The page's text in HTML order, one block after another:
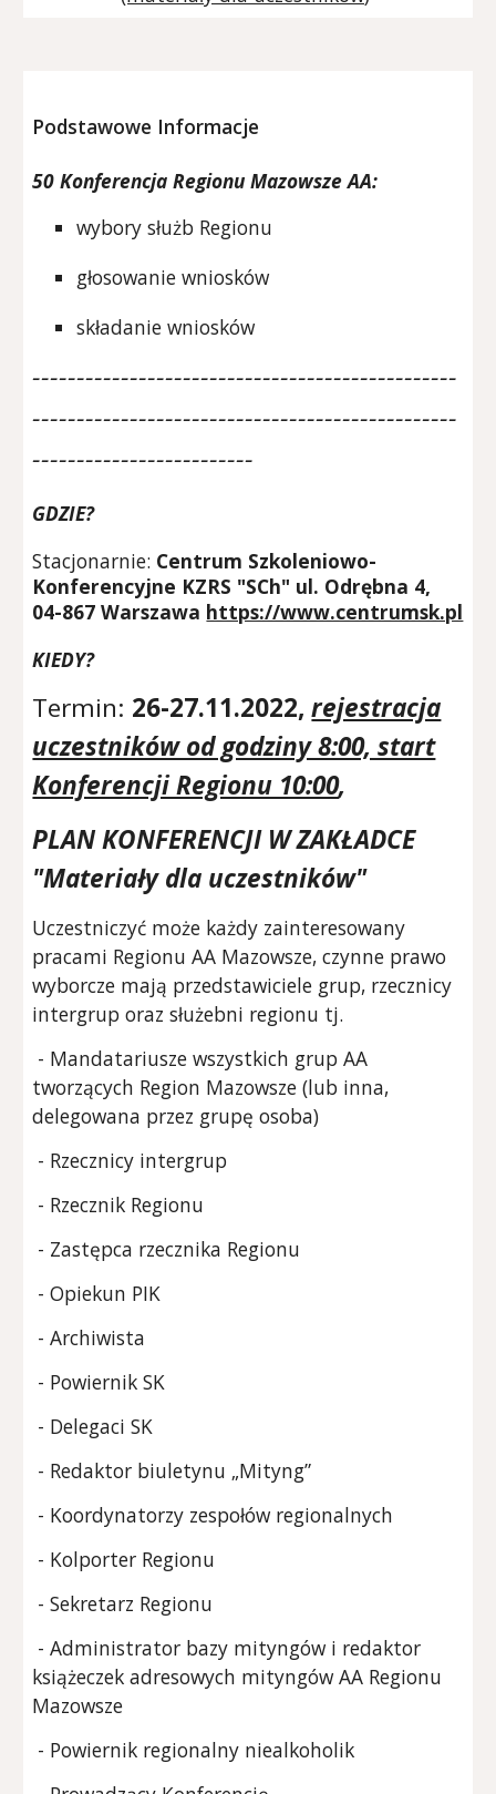
Podstawowe Informacje
50 Konferencja Regionu Mazowsze AA:
wybory służb Regionu
głosowanie wniosków
składanie wniosków
------------------------------------------------
------------------------------------------------
-------------------------
GDZIE?
Stacjonarnie: Centrum Szkoleniowo-
Konferencyjne KZRS "SCh" ul. Odrębna 4,
04-867 Warszawa https://www.centrumsk.pl
KIEDY?
Termin: 26-27.11.2022,rejestracja
uczestników od godziny 8:00, start
Konferencji Regionu 10:00,
PLAN KONFERENCJI W ZAKŁADCE
"Materiały dla uczestników"
Uczestniczyć może każdy zainteresowany
pracami Regionu AA Mazowsze, czynne prawo
wyborcze mają przedstawiciele grup, rzecznicy
intergrup oraz służebni regionu tj.
- Mandatariusze wszystkich grup AA
tworzących Region Mazowsze (lub inna,
delegowana przez grupę osoba)
- Rzecznicy intergrup
- Rzecznik Regionu
- Zastępca rzecznika Regionu
- Opiekun PIK
- Archiwista
- Powiernik SK
- Delegaci SK
- Redaktor biuletynu „Mityng”
- Koordynatorzy zespołów regionalnych
- Kolporter Regionu
- Sekretarz Regionu
- Administrator bazy mityngów i redaktor
książeczek adresowych mityngów AA Regionu
Mazowsze
- Powiernik regionalny niealkoholik